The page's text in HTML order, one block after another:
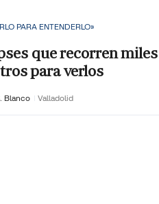
PARA ENTENDERLO»
que recorren miles
para verlos
Blanco Valladolid